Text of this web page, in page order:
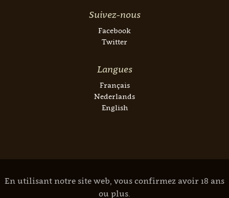
Suivez-nous
Facebook
Twitter
Langues
Français
Nederlands
English
En utilisant notre site web, vous confirmez avoir 18 ans
ou plus.